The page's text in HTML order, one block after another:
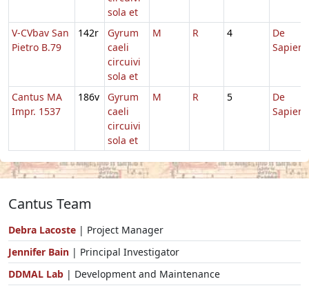
sola et
V-CVbav San
Pietro B.79
142r
Gyrum
caeli
circuivi
sola et
M R 4
De
Cantus MA
Impr. 1537
186v
Gyrum
caeli
circuivi
sola et
M R 5
De
Cantus Team
Debra Lacoste | Project Manager
Jennifer Bain | Principal Investigator
DDMAL Lab | Development and Maintenance